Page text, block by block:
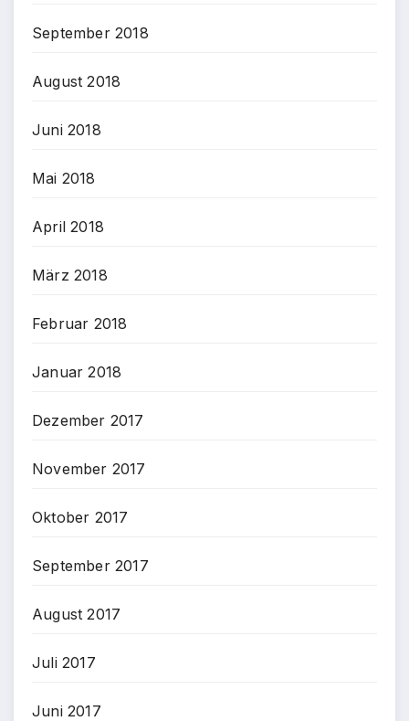
September 2018
August 2018
Juni 2018
Mai 2018
April 2018
März 2018
Februar 2018
Januar 2018
Dezember 2017
November 2017
Oktober 2017
September 2017
August 2017
Juli 2017
Juni 2017